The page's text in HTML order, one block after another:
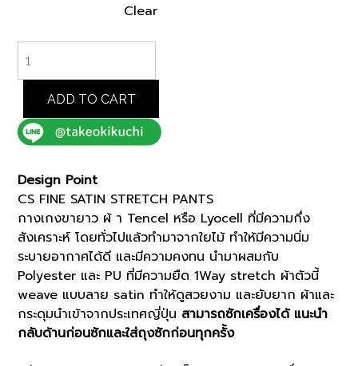
Clear
CS
FINE
STRETCH
PANTS
(K8172702)
ADD TO CART
Design Point
CS FINE SATIN STRETCH PANTS
กางเกงขายาว ผ้ า Tencel หรือ Lyocell ที่มีความกึ่ง
สังเคราะห์ โดยทั่วไปแล้วทำมาจากใยไม้ ทำให้มีความนิ่ม
ระบายอากาศได้ดี และมีความคงทน นำมาผสมกับ
Polyester และ PU ที่มีความยืด 1Way stretch ผ้าตัวนี้
weave แบบลาย satin ทำให้ดูสวยงาม และยับยาก ผ้าและ
กระดุมนำเข้าจากประเทศญี่ปุ่น สามารถซักเครื่องได้ แนะนำ
กลับด้านก่อนซักและใส่ถุงซักก่อนทุกครั้ง